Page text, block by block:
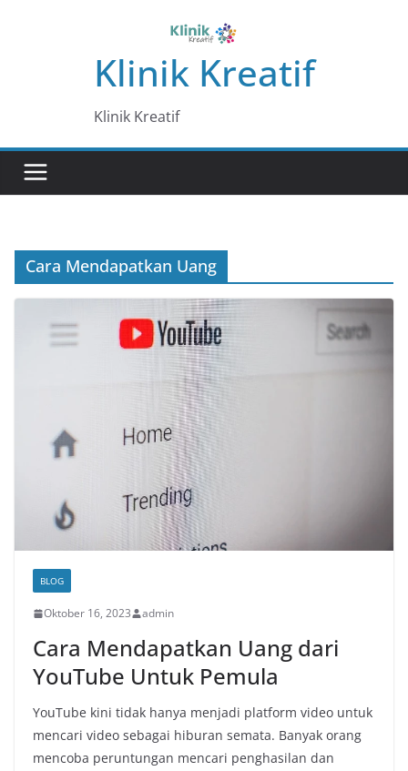
Klinik Kreatif
Klinik Kreatif
Cara Mendapatkan Uang
BLOG
Oktober 16, 2023 admin
Cara Mendapatkan Uang dari
YouTube Untuk Pemula
YouTube kini tidak hanya menjadi platform video untuk
mencari video sebagai hiburan semata. Banyak orang
mencoba peruntungan mencari penghasilan dan